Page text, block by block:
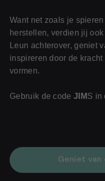
Want net zoals je
herstellen, verdien jij
Leun achterover, geniet
inspireren door de
vormen.
Gebruik de code JIM S in
Geniet van
Voor jou
Voor je bedrijf
Voor